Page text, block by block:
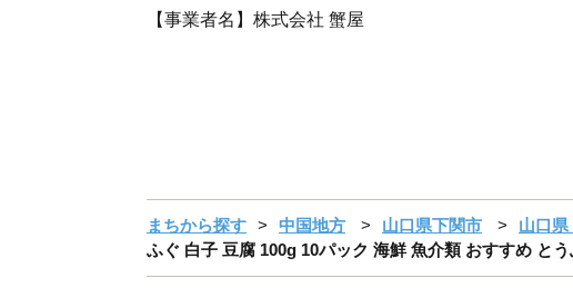
【事業者名】株式会社 蟹屋
まちから探す 中国地方 山口県下関市
山口
ふぐ 白子 豆腐 100g 10パック 海鮮 魚介類 おすすめ と